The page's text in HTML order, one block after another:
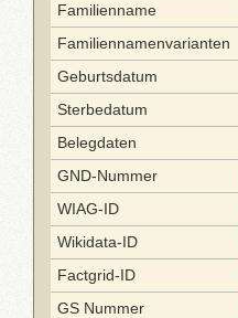
Familienname
Familiennamenvarianten
Geburtsdatum
Sterbedatum
Belegdaten
GND-Nummer
WIAG-ID
Wikidata-ID
Factgrid-ID
GS Nummer